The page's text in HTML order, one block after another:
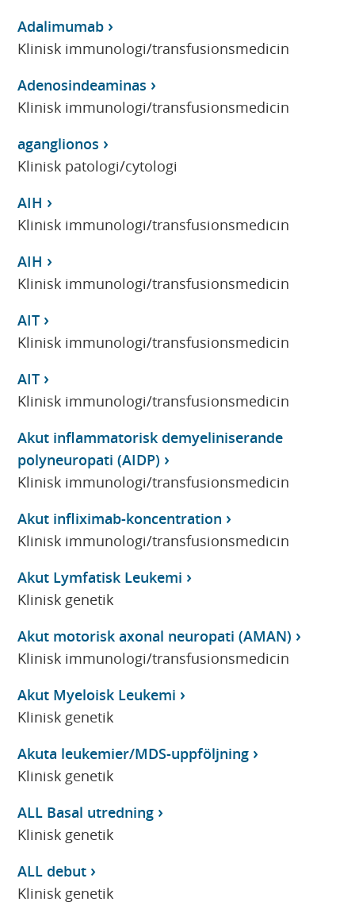
Adalimumab
Klinisk immunologi/transfusionsmedicin
Adenosindeaminas
Klinisk immunologi/transfusionsmedicin
aganglionos
Klinisk patologi/cytologi
AIH
Klinisk immunologi/transfusionsmedicin
AIH
Klinisk immunologi/transfusionsmedicin
AIT
Klinisk immunologi/transfusionsmedicin
AIT
Klinisk immunologi/transfusionsmedicin
Akut inflammatorisk demyeliniserande
polyneuropati (AIDP)
Klinisk immunologi/transfusionsmedicin
Akut infliximab-koncentration
Klinisk immunologi/transfusionsmedicin
Akut Lymfatisk Leukemi
Klinisk genetik
Akut motorisk axonal neuropati (AMAN)
Klinisk immunologi/transfusionsmedicin
Akut Myeloisk Leukemi
Klinisk genetik
Akuta leukemier/MDS-uppföljning
Klinisk genetik
ALL Basal utredning
Klinisk genetik
ALL debut
Klinisk genetik